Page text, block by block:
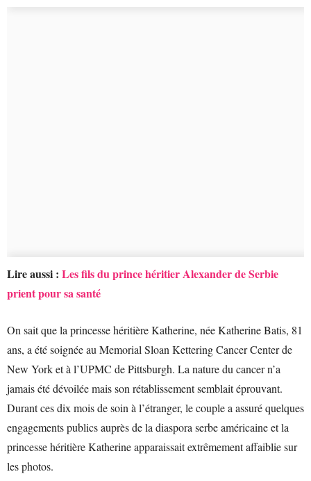
Lire aussi : Les fils du prince héritier Alexander de Serbie
prient pour sa santé
On sait que la princesse héritière Katherine, née Katherine Batis, 81
ans, a été soignée au Memorial Sloan Kettering Cancer Center de
New York et à l’UPMC de Pittsburgh. La nature du cancer n’a
jamais été dévoilée mais son rétablissement semblait éprouvant.
Durant ces dix mois de soin à l’étranger, le couple a assuré quelques
engagements publics auprès de la diaspora serbe américaine et la
princesse héritière Katherine apparaissait extrêmement affaiblie sur
les photos.